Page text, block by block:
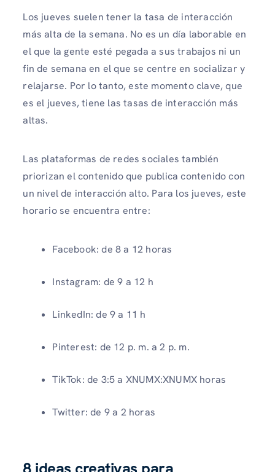
Los jueves suelen tener la tasa de interacción
más alta de la semana. No es un día laborable en
el que la gente esté pegada a sus trabajos ni un
fin de semana en el que se centre en socializar y
relajarse. Por lo tanto, este momento clave, que
es el jueves, tiene las tasas de interacción más
altas.
Las plataformas de redes sociales también
priorizan el contenido que publica contenido con
un nivel de interacción alto. Para los jueves, este
horario se encuentra entre:
Facebook: de 8 a 12 horas
Instagram: de 9 a 12 h
LinkedIn: de 9 a 11 h
Pinterest: de 12 p. m. a 2 p. m.
TikTok: de 3:5 a XNUMX:XNUMX horas
Twitter: de 9 a 2 horas